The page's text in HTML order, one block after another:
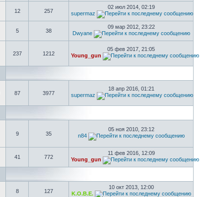
12 257
02 июл 2014, 02:19
supermaz
5 38
09 мар 2012, 23:22
Dwyane
237 1212
05 фев 2017, 21:05
Young_gun
87 3977
18 апр 2016, 01:21
supermaz
9 35
05 ноя 2010, 23:12
n84
41 772
11 фев 2016, 12:09
Young_gun
8 127
10 окт 2013, 12:00
K.O.B.E.